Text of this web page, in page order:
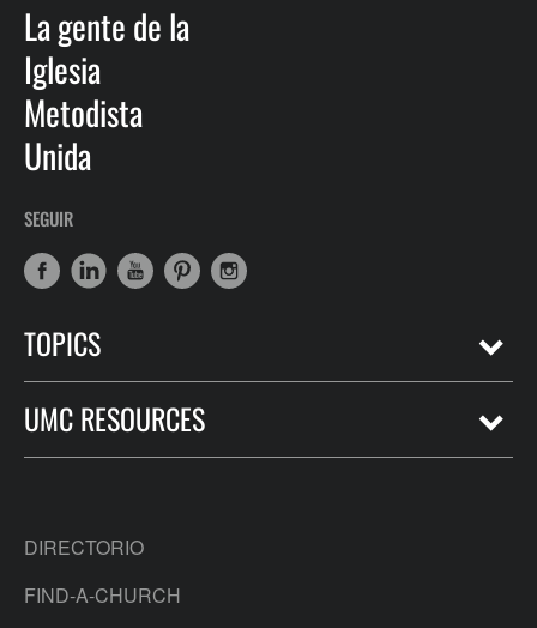
La gente de la
Iglesia
Metodista
Unida
SEGUIR
TOPICS
UMC RESOURCES
DIRECTORIO
FIND-A-CHURCH